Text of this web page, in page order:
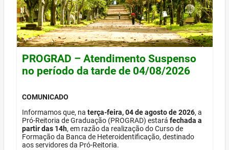
PROGRAD – Atendimento Suspenso
no período da tarde de 04/08/2026
COMUNICADO
Informamos que, na terça-feira, 04 de agosto de 2026, a
Pró-Reitoria de Graduação (PROGRAD) estará fechada a
partir das 14h, em razão da realização do Curso de
Formação da Banca de Heteroidentificação, destinado
aos servidores da Pró-Reitoria.